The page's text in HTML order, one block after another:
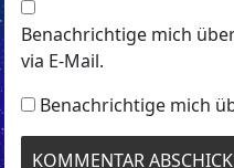
Benachrichtige mich
via E-Mail.
Benachrichtige mich